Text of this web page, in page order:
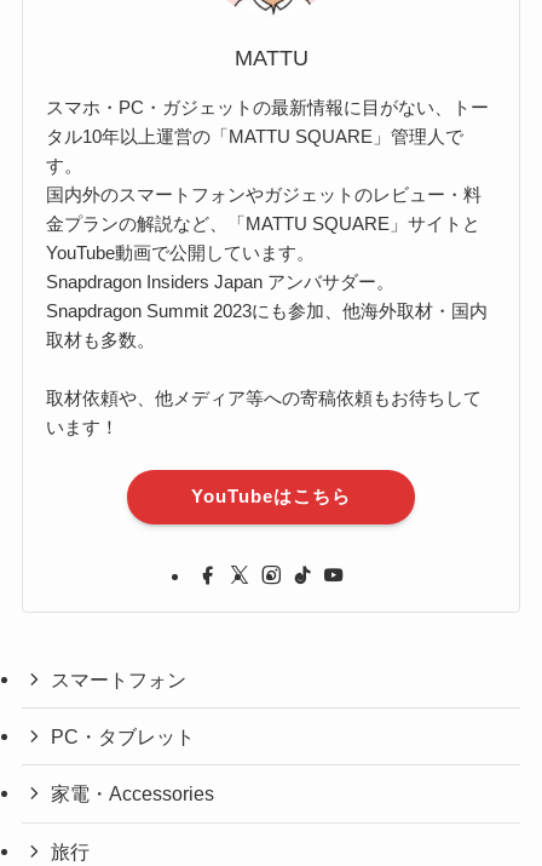
MATTU
スマホ・PC・ガジェットの最新情報に目がない、トー
タル10年以上運営の「MATTU SQUARE」管理人で
す。
国内外のスマートフォンやガジェットのレビュー・料
金プランの解説など、「MATTU SQUARE」サイトと
YouTube動画で公開しています。
Snapdragon Insiders Japan アンバサダー。
Snapdragon Summit 2023にも参加、他海外取材・国内
取材も多数。
取材依頼や、他メディア等への寄稿依頼もお待ちして
います！
YouTubeはこちら
スマートフォン
PC・タブレット
家電・Accessories
旅行